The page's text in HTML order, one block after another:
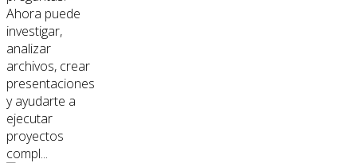
Ahora puede
investigar,
analizar
archivos, crear
presentaciones
y ayudarte a
ejecutar
proyectos
compl...